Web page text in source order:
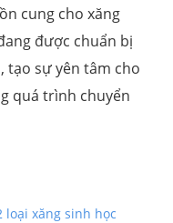
cung cho xăng
được chuẩn bị
tạo sự yên tâm cho
quá trình chuyển
loại xăng sinh học